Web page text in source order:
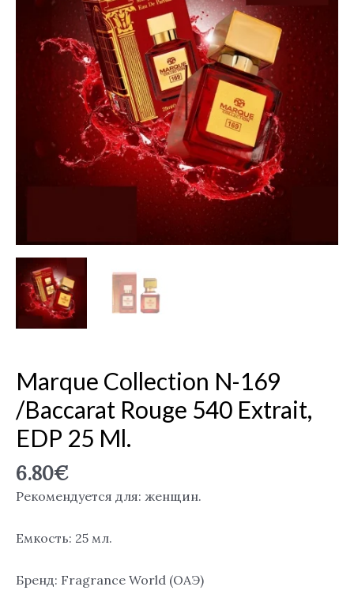
Marque Collection N-169
/Baccarat Rouge 540 Extrait,
EDP 25 Ml.
6.80€
Рекомендуется для: женщин.
Емкость: 25 мл.
Бренд: Fragrance World (ОАЭ)